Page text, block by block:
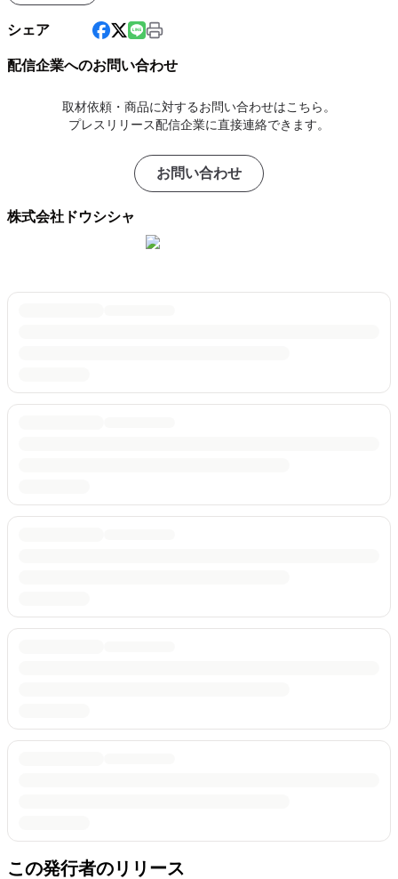
シェア
配信企業へのお問い合わせ
取材依頼・商品に対するお問い合わせはこちら。
プレスリリース配信企業に直接連絡できます。
お問い合わせ
株式会社ドウシシャ
この発行者のリリース